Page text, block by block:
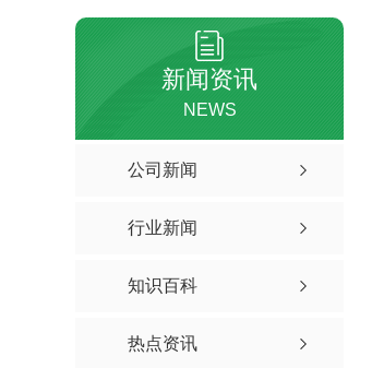
新闻资讯
NEWS
公司新闻
行业新闻
知识百科
热点资讯